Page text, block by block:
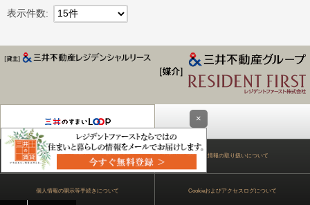
表示件数 15件
レジデンス Park Axis
プライバシーステートメント 個人情報の取り扱いについて
個人情報の開示等手続きについて Cookieおよびアクセスログについて
×